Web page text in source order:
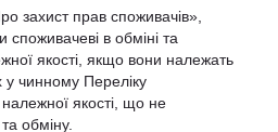
захист прав споживачів»,
в обміні та
якості, якщо вони належать
у чинному Переліку
якості, що не
обміну.